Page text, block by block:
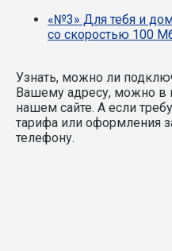
«№3» Для тебя и
со скоростью 100
Узнать, можно ли
Вашему адресу, можно в
нашем сайте. А если
тарифа или оформления
телефону.